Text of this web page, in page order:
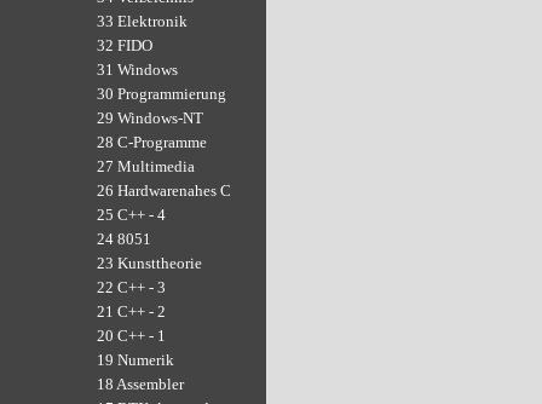
33 Elektronik
32 FIDO
31 Windows
30 Programmierung
29 Windows-NT
28 C-Programme
27 Multimedia
26 Hardwarenahes C
25 C++ - 4
24 8051
23 Kunsttheorie
22 C++ - 3
21 C++ - 2
20 C++ - 1
19 Numerik
18 Assembler